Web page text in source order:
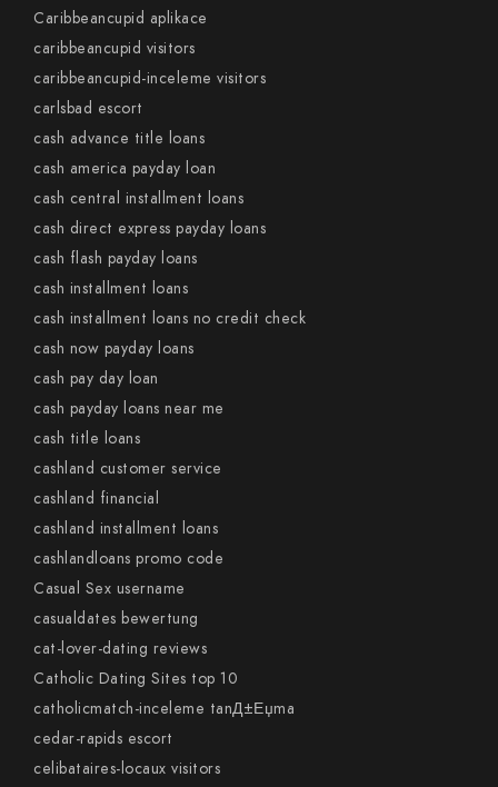
Caribbeancupid aplikace
caribbeancupid visitors
caribbeancupid-inceleme visitors
carlsbad escort
cash advance title loans
cash america payday loan
cash central installment loans
cash direct express payday loans
cash flash payday loans
cash installment loans
cash installment loans no credit check
cash now payday loans
cash pay day loan
cash payday loans near me
cash title loans
cashland customer service
cashland financial
cashland installment loans
cashlandloans promo code
Casual Sex username
casualdates bewertung
cat-lover-dating reviews
Catholic Dating Sites top 10
catholicmatch-inceleme tanД±Еџma
cedar-rapids escort
celibataires-locaux visitors